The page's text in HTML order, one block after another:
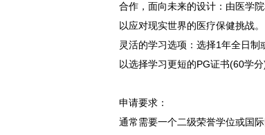
合作，面向未来的设计：由医学
以应对现实世界的医疗保健挑战。
灵活的学习选项：选择1年全日
以选择学习更短的PG证书(60学
申请要求：
通常需要一个二级荣誉学位或国